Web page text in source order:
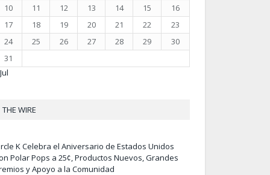
10
11 12 13 14 15
16
17
18 19 20 21 22
23
24
25 26 27 28 29
30
31
THE WIRE
K Celebra el Aniversario de Estados Unidos
Polar Pops a 25¢, Productos Nuevos, Grandes
y Apoyo a la Comunidad